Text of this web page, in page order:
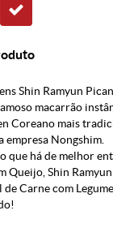
Shin Ramyun
macarrão
Coreano mais
empresa Nongshim
que há de melhor
Queijo, Shin
Carne com